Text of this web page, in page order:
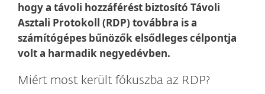
hogy a távoli hozzáférést biztosító Távoli
Asztali Protokoll (RDP) továbbra is a
számítógépes bűnözők elsődleges célpontja
volt a harmadik negyedévben.
Miért most került fókuszba az RDP?